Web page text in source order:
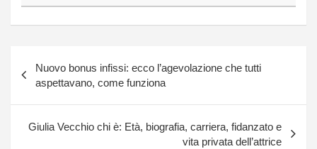
articoli
Nuovo bonus infissi: ecco l’agevolazione che tutti
aspettavano, come funziona
Giulia Vecchio chi è: Età, biografia, carriera, fidanzato e
vita privata dell’attrice